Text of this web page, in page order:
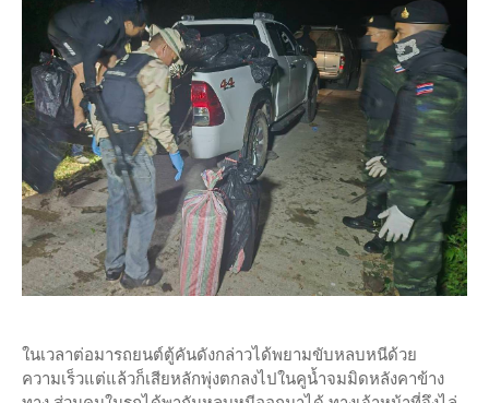
ในเวลาต่อมารถยนต์ตู้คันดังกล่าวได้พยามขับหลบหนีด้วย
ความเร็วแต่แล้วก็เสียหลักพุ่งตกลงไปในคูน้ำจมมิดหลังคาข้าง